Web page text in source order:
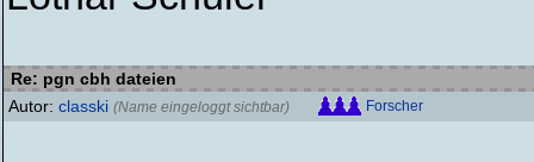
Re: pgn cbh dateien
Autor: classki (Name eingeloggt sichtbar) Forscher